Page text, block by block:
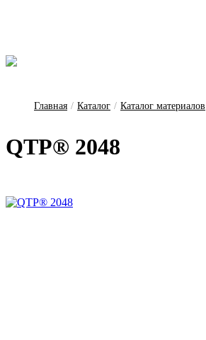
Главная / Каталог / Каталог материалов
QTP® 2048